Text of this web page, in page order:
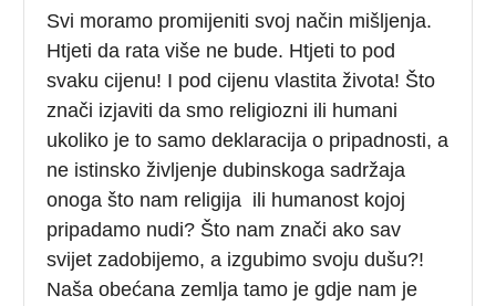
Svi moramo promijeniti svoj način mišljenja.
Htjeti da rata više ne bude. Htjeti to pod
svaku cijenu! I pod cijenu vlastita života! Što
znači izjaviti da smo religiozni ili humani
ukoliko je to samo deklaracija o pripadnosti, a
ne istinsko življenje dubinskoga sadržaja
onoga što nam religija ili humanost kojoj
pripadamo nudi? Što nam znači ako sav
svijet zadobijemo, a izgubimo svoju dušu?!
Naša obećana zemlja tamo je gdje nam je